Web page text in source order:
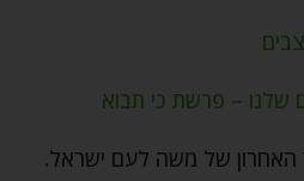
שלנו – פרשת כי תבוא
האחרון של משה לעם ישראל.